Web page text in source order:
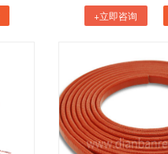
+立即咨询